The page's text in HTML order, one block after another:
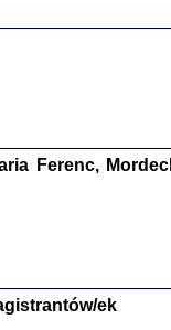
Pisma Kopla i
Warszawie
Ferenc,
ek